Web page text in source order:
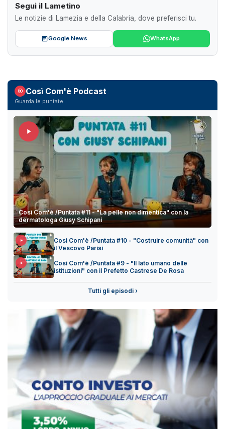
Segui il Lametino
Le notizie di Lamezia e della Calabria, dove preferisci tu.
Google News WhatsApp
Così Com'è Podcast
Guarda le puntate
Così Com'è /Puntata #11 - "La pelle non dimentica" con la
dermatologa Giusy Schipani
Così Com'è /Puntata #10 - "Costruire comunità" con
il Vescovo Parisi
Così Com'è /Puntata #9 - "Il lato umano delle
istituzioni" con il Prefetto Castrese De Rosa
Tutti gli episodi ›